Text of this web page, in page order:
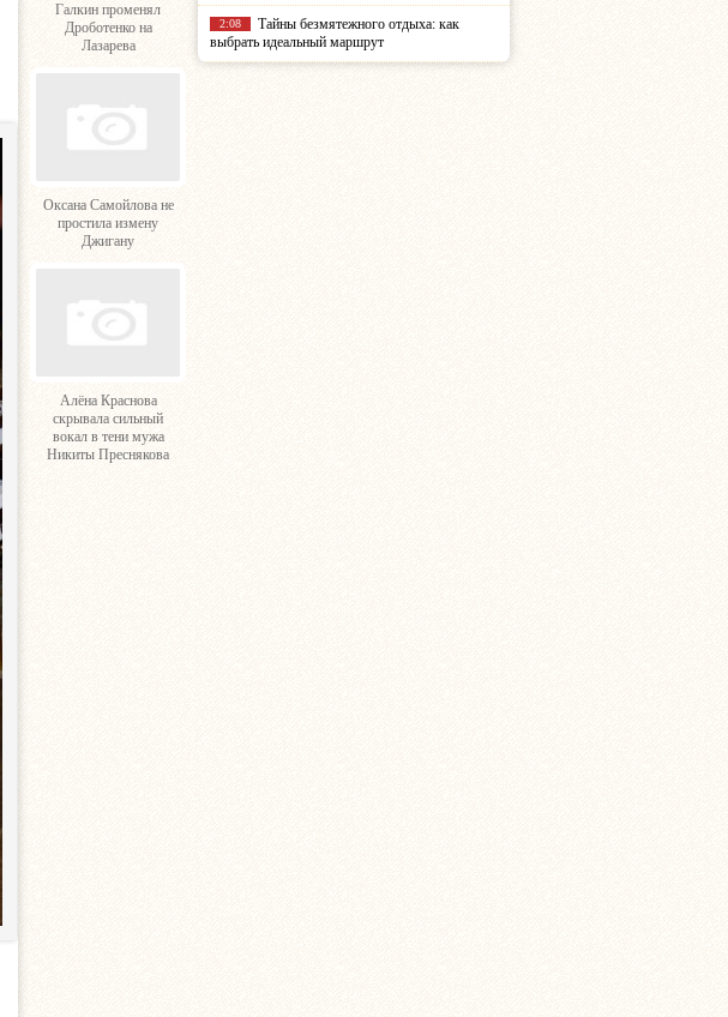
Галкин променял
Дроботенко на
Лазарева
Оксана Самойлова не
простила измену
Джигану
Алёна Краснова
скрывала сильный
вокал в тени мужа
Никиты Преснякова
2:08
Тайны безмятежного отдыха: как
выбрать идеальный маршрут